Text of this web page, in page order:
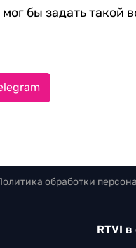
бы задать такой
обработки
RTVI в